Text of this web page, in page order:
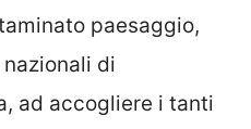
paesaggio,
di
ad accogliere i tanti